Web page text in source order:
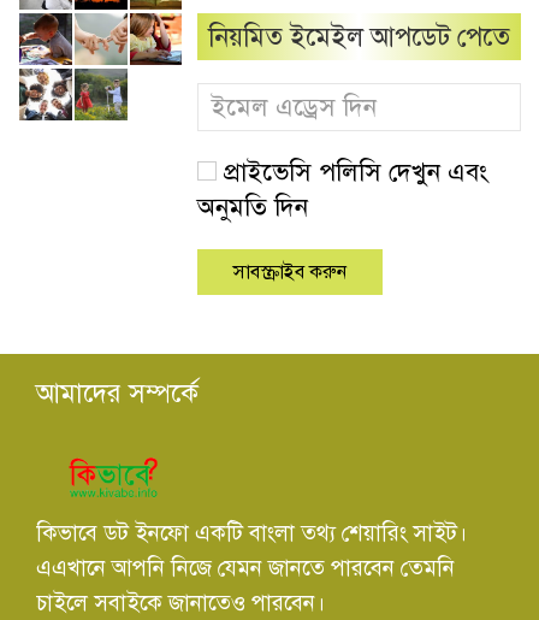
নিয়মিত ইমেইল আপডেট পেতে
প্রাইভেসি পলিসি দেখুন এবং
অনুমতি দিন
আমাদের সম্পর্কে
কিভাবে ডট ইনফো একটি বাংলা তথ্য শেয়ারিং সাইট।
এএখানে আপনি নিজে যেমন জানতে পারবেন তেমনি
চাইলে সবাইকে জানাতেও পারবেন।